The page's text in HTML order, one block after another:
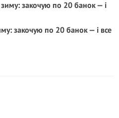
закочую по 20 банок — і все